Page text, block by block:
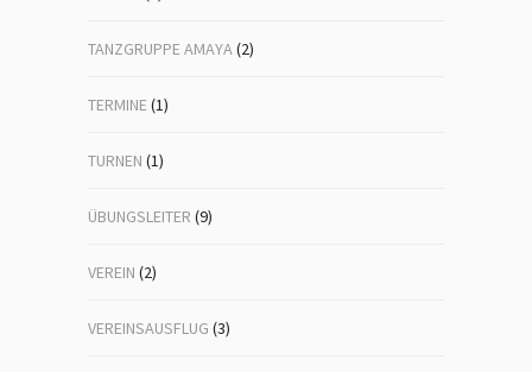
TANZGRUPPE AMAYA(2)
TERMINE(1)
TURNEN (1)
ÜBUNGSLEITER (9)
VEREIN (2)
VEREINSAUSFLUG (3)